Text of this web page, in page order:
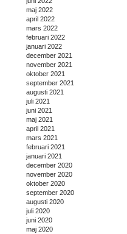
maj 2022
april 2022
mars 2022
februari 2022
januari 2022
december 2021
november 2021
oktober 2021
september 2021
augusti 2021
juli 2021
juni 2021
maj 2021
april 2021
mars 2021
februari 2021
januari 2021
december 2020
november 2020
oktober 2020
september 2020
augusti 2020
juli 2020
juni 2020
maj 2020